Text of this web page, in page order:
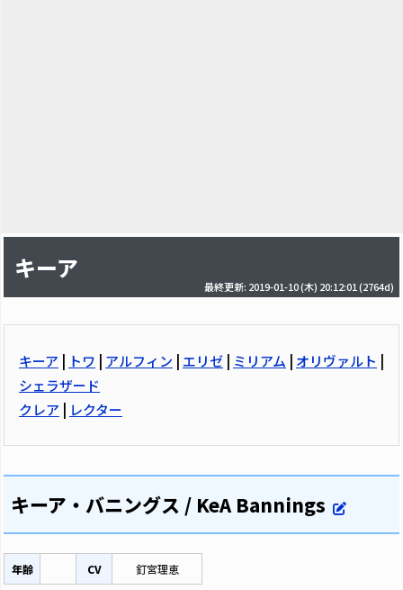
キーア
最終更新: 2019-01-10 (木) 20:12:01 (2764d)
キーア トワ アルフィン エリゼ ミリアム オリヴァルト
シェラザード
クレア
レクター
キーア・バニングス / KeA Bannings
年齢 CV 釘宮理恵